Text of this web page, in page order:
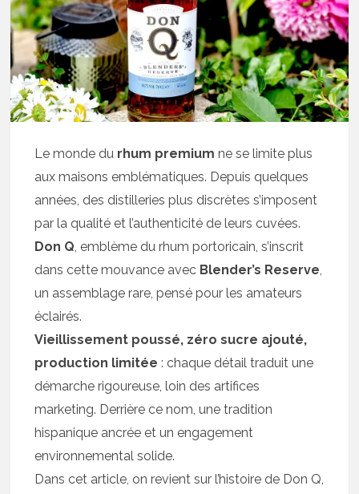
Le monde du rhum premium ne se limite plus
aux maisons emblématiques. Depuis quelques
années, des distilleries plus discrètes s’imposent
par la qualité et l’authenticité de leurs cuvées.
Don Q, emblème du rhum portoricain, s’inscrit
dans cette mouvance avec Blender’s Reserve,
un assemblage rare, pensé pour les amateurs
éclairés.
Vieillissement poussé, zéro sucre ajouté,
production limitée : chaque détail traduit une
démarche rigoureuse, loin des artifices
marketing. Derrière ce nom, une tradition
hispanique ancrée et un engagement
environnemental solide.
Dans cet article, on revient sur l’histoire de Don Q,